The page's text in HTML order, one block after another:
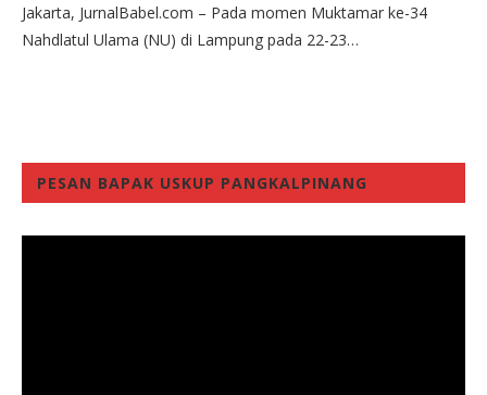
Jakarta, JurnalBabel.com – Pada momen Muktamar ke-34
Nahdlatul Ulama (NU) di Lampung pada 22-23…
PESAN BAPAK USKUP PANGKALPINANG